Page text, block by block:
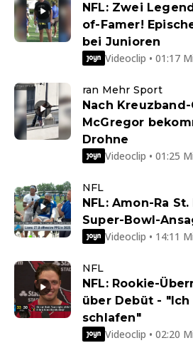
NFL: Zwei
of-Famer!
bei Junioren
Videoclip • 01:17
ran Mehr Sport
Nach
McGregor
Drohne
Videoclip • 01:25
NFL
NFL: Amon-Ra
Super-Bowl-
Videoclip • 14:11
NFL
NFL: Rookie-
über Debüt -
schlafen"
Videoclip • 02:20